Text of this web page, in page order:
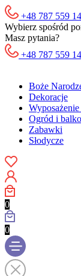
+48 787 559
Wybierz spośród
Masz pytania?
+48 787 559
Boże
Dekoracje
Ogród i
Zabawki
Słodycze
0
0